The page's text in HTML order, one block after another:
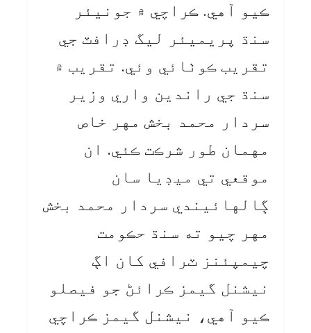
ڪيو آهي. ڪراچي ۾ جونيئر
سنڌ پريميئر ليگ ڊرافٽ جي
تقريب ڪوٺائي وئي. تقريب ۾
سنڌ جي راندين واري وزير
سردار محمد بخش مهر خاص
مهمان طور شرڪت ڪئي. ان
موقعي تي ميڊيا سان
ڳالهائيندي سردار محمد بخش
مهر چيو ته سنڌ حڪومت
چيمپئنز ٽرافي کان اڳ
نيشنل گيمز ڪرائڻ جو فيصلو
ڪيو آهي، نيشنل گيمز ڪراچي